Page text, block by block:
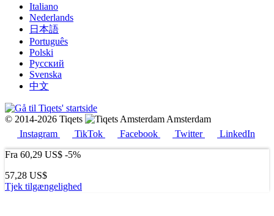
Italiano
Nederlands
日本語
Português
Polski
Русский
Svenska
中文
© 2014-2026 Tiqets
Amsterdam
Instagram
TikTok Facebook Twitter
LinkedIn
Fra 60,29 US$ -5%
57,28 US$
Tjek tilgængelighed